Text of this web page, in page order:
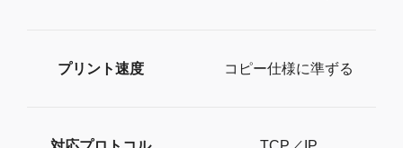
プリント速度 コピー仕様に準ずる